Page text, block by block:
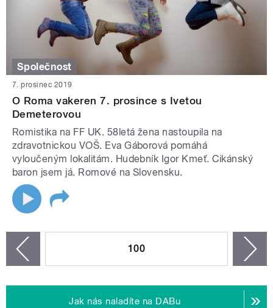
Společnost
7. prosinec 2019
O Roma vakeren 7. prosince s Ivetou
Demeterovou
Romistika na FF UK. 58letá žena nastoupila na
zdravotnickou VOŠ. Eva Gáborová pomáhá
vyloučeným lokalitám. Hudebník Igor Kmeť. Cikánský
baron jsem já. Romové na Slovensku.
100
Jak nás naladíte na DABu